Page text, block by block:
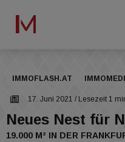
IMMOFLASH.AT
17. Juni 2021 / Lesezeit 1
Neues Nest für
19.000 M² IN DER